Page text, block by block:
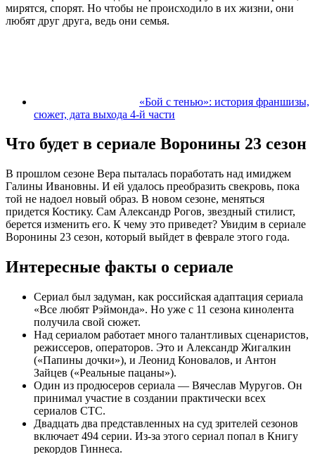
мирятся, спорят. Но чтобы не происходило в их жизни, они
любят друг друга, ведь они семья.
«Бой с тенью»: история франшизы,
сюжет, дата выхода 4-й части
Что будет в сериале Воронины 23 сезон
В прошлом сезоне Вера пыталась поработать над имиджем
Галины Ивановны. И ей удалось преобразить свекровь, пока
той не надоел новый образ. В новом сезоне, меняться
придется Костику. Сам Александр Рогов, звездный стилист,
берется изменить его. К чему это приведет? Увидим в сериале
Воронины 23 сезон, который выйдет в феврале этого года.
Интересные факты о сериале
Сериал был задуман, как российская адаптация сериала
«Все любят Рэймонда». Но уже с 11 сезона кинолента
получила свой сюжет.
Над сериалом работает много талантливых сценаристов,
режиссеров, операторов. Это и Александр Жигалкин
(«Папины дочки»), и Леонид Коновалов, и Антон
Зайцев («Реальные пацаны»).
Один из продюсеров сериала — Вячеслав Муругов. Он
принимал участие в создании практически всех
сериалов СТС.
Двадцать два представленных на суд зрителей сезонов
включает 494 серии. Из-за этого сериал попал в Книгу
рекордов Гиннеса.